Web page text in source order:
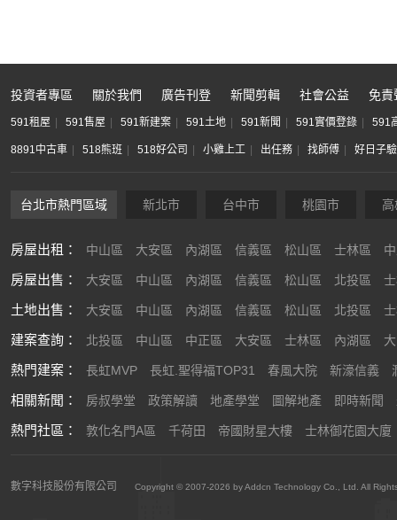
投資者專區 關於我們 廣告刊登 新聞剪輯 社會公益 免責
591租屋 591售屋 591新建案 591土地 591新聞 591實價登錄 591
8891中古車 518熊班 518好公司 小雞上工 出任務 找師傅 好日子
台北市熱門區域 新北市 台中市 桃園市
房屋出租： 中山區 大安區 內湖區 信義區 松山區 士林區
房屋出售： 大安區 中山區 內湖區 信義區 松山區 北投區
土地出售： 大安區 中山區 內湖區 信義區 松山區 北投區
建案查詢： 北投區 中山區 中正區 大安區 士林區 內湖區
熱門建案： 長虹MVP 長虹.聖得福TOP31 春風大院 新濠信義
相關新聞： 房叔學堂 政策解讀 地產學堂 圖解地產 即時新聞
熱門社區： 敦化名門A區 千荷田 帝國財星大樓 士林御花園大廈
數字科技股份有限公司 Copyright © 2007-2026 by Addcn Technology Co., Ltd. All